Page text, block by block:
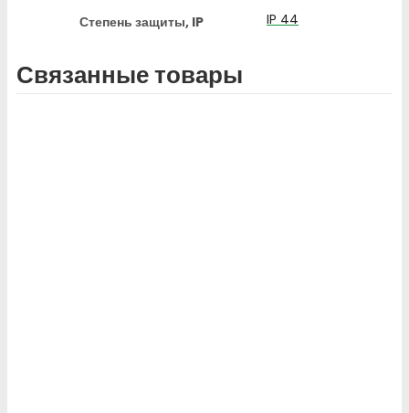
Степень защиты, IP
IP 44
Связанные товары